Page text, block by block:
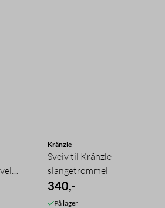
Kränzle
Sveiv til Kränzle
slangetrommel
340,-
På lager